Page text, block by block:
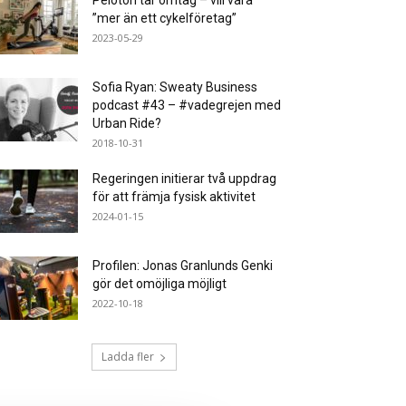
”mer än ett cykelföretag”
2023-05-29
Sofia Ryan: Sweaty Business
podcast #43 – #vadegrejen med
Urban Ride?
2018-10-31
Regeringen initierar två uppdrag
för att främja fysisk aktivitet
2024-01-15
Profilen: Jonas Granlunds Genki
gör det omöjliga möjligt
2022-10-18
Ladda fler